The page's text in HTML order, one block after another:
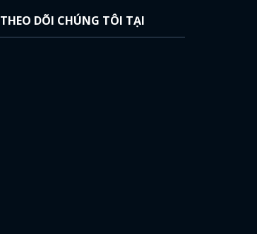
THEO DÕI CHÚNG TÔI TẠI